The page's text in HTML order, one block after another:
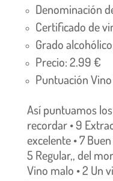
Denominación
Certificado de
Grado
Precio: 2.99 €
Puntuación
Así puntuamos
recordar • 9
excelente • 7
5 Regular,, del
Vino malo • 2 Un